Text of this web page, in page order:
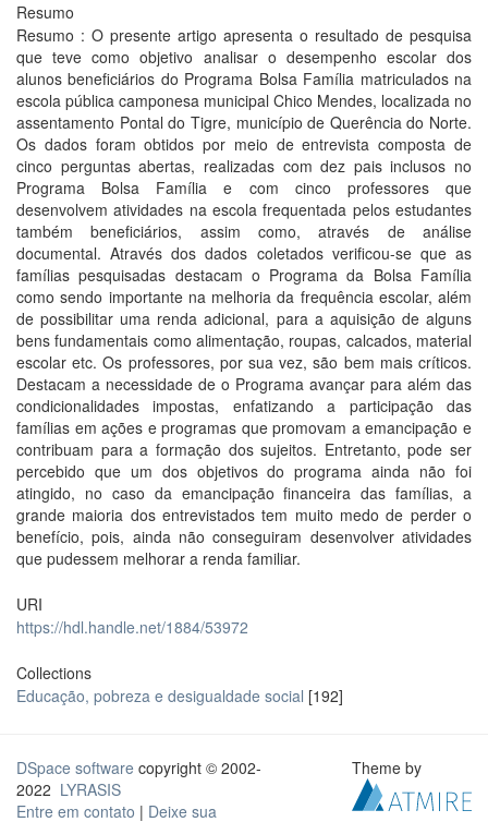
Resumo
Resumo : O presente artigo apresenta o resultado de pesquisa
que teve como objetivo analisar o desempenho escolar dos
alunos beneficiários do Programa Bolsa Família matriculados na
escola pública camponesa municipal Chico Mendes, localizada no
assentamento Pontal do Tigre, município de Querência do Norte.
Os dados foram obtidos por meio de entrevista composta de
cinco perguntas abertas, realizadas com dez pais inclusos no
Programa Bolsa Família e com cinco professores que
desenvolvem atividades na escola frequentada pelos estudantes
também beneficiários, assim como, através de análise
documental. Através dos dados coletados verificou-se que as
famílias pesquisadas destacam o Programa da Bolsa Família
como sendo importante na melhoria da frequência escolar, além
de possibilitar uma renda adicional, para a aquisição de alguns
bens fundamentais como alimentação, roupas, calcados, material
escolar etc. Os professores, por sua vez, são bem mais críticos.
Destacam a necessidade de o Programa avançar para além das
condicionalidades impostas, enfatizando a participação das
famílias em ações e programas que promovam a emancipação e
contribuam para a formação dos sujeitos. Entretanto, pode ser
percebido que um dos objetivos do programa ainda não foi
atingido, no caso da emancipação financeira das famílias, a
grande maioria dos entrevistados tem muito medo de perder o
benefício, pois, ainda não conseguiram desenvolver atividades
que pudessem melhorar a renda familiar.
URI
https://hdl.handle.net/1884/53972
Collections
Educação, pobreza e desigualdade social [192]
DSpace software copyright © 2002-
2022 LYRASIS
Entre em contato | Deixe sua
Theme by